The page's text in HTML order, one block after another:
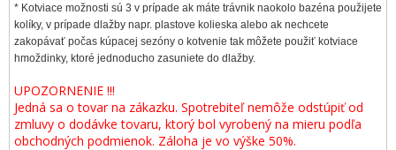
* Kotviace možnosti sú 3 v prípade ak máte trávnik naokolo bazéna použijete
kolíky, v prípade dlažby napr. plastove kolieska alebo ak nechcete
zakopávať počas kúpacej sezóny o kotvenie tak môžete použiť kotviace
hmoždinky, ktoré jednoducho zasuniete do dlažby.
UPOZORNENIE !!!
Jedná sa o tovar na zákazku. Spotrebiteľ nemôže odstúpiť od
zmluvy o dodávke tovaru, ktorý bol vyrobený na mieru podľa
obchodných podmienok. Záloha je vo výške 50%.